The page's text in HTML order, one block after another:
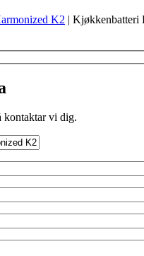
K2 | Kjøkkenbatteri
kontaktar vi dig.